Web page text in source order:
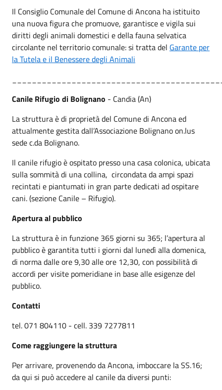
Il Consiglio Comunale del Comune di Ancona ha istituito
una nuova figura che promuove, garantisce e vigila sui
diritti degli animali domestici e della fauna selvatica
circolante nel territorio comunale: si tratta del Garante per
la Tutela e il Benessere degli Animali
Canile Rifugio di Bolignano - Candia (An)
La struttura è di proprietà del Comune di Ancona ed
attualmente gestita dall’Associazione Bolignano on.lus
sede c.da Bolignano.
Il canile rifugio è ospitato presso una casa colonica, ubicata
sulla sommità di una collina, circondata da ampi spazi
recintati e piantumati in gran parte dedicati ad ospitare
cani. (sezione Canile – Rifugio).
Apertura al pubblico
La struttura è in funzione 365 giorni su 365; l’apertura al
pubblico è garantita tutti i giorni dal lunedì alla domenica,
di norma dalle ore 9,30 alle ore 12,30, con possibilità di
accordi per visite pomeridiane in base alle esigenze del
pubblico.
Contatti
tel. 071 804110 - cell. 339 7277811
Come raggiungere la struttura
Per arrivare, provenendo da Ancona, imboccare la SS.16;
da qui si può accedere al canile da diversi punti: